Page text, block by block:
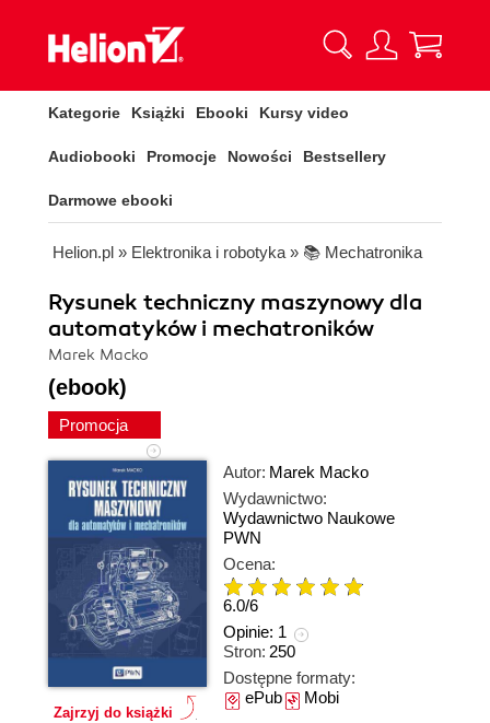
Kategorie Książki Ebooki Kursy video
Audiobooki Promocje Nowości Bestsellery
Darmowe ebooki
Helion.pl » Elektronika i robotyka » 📚 Mechatronika
Rysunek techniczny maszynowy dla
automatyków i mechatroników
Marek Macko
(ebook)
Promocja
Zajrzyj do książki
Autor: Marek Macko
Wydawnictwo:
Wydawnictwo Naukowe
PWN
Ocena:
6.0/6
Opinie: 1
Stron: 250
Dostępne formaty:
ePubMobi